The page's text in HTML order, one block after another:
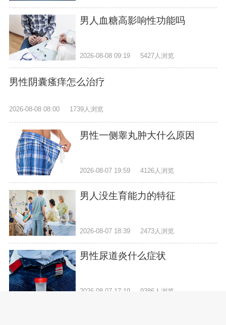
男人血糖高影响性功能吗
2026-08-08 09:19 5427人浏览
男性阴囊瘙痒怎么治疗
2026-08-08 08:00 1739人浏览
男性一侧睾丸肿大什么原因
2026-08-07 19:59 4126人浏览
男人没生育能力的特征
2026-08-07 18:39 2473人浏览
男性尿道炎什么症状
2026-08-07 17:19 9386人浏览